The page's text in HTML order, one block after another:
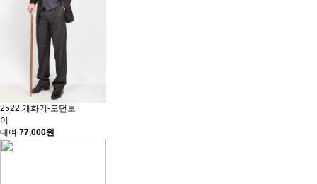
2522.개화기-모던보
이
대여 77,000원